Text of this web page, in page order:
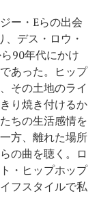
ー・Eらの出会
デス・ロウ・
90年代にかけ
あった。ヒップ
その土地のライ
り焼き付けるか
ちの生活感情を
方、離れた場所
の曲を聴く。ロ
・ヒップホップ
フスタイルで私